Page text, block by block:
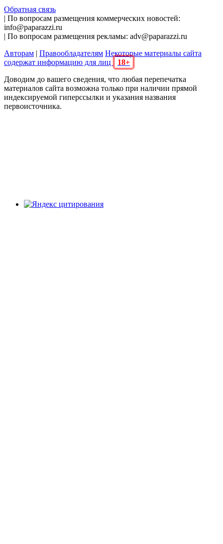
Обратная связь
| По вопросам размещения коммерческих новостей:
info@paparazzi.ru
| По вопросам размещения рекламы: adv@paparazzi.ru
Авторам | Правообладателям Некоторые материалы сайта
содержат информацию для лиц
18+
Доводим до вашего сведения, что любая перепечатка
материалов сайта возможна только при наличии прямой
индексируемой гиперссылки и указания названия
первоисточника.